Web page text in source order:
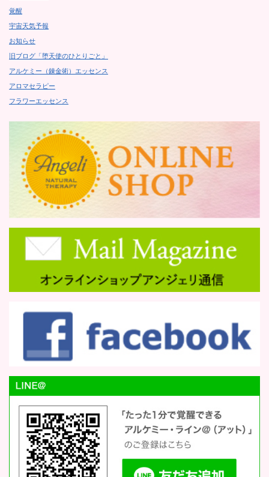
覚醒
宇宙天気予報
お知らせ
旧ブログ「堕天使のひとりごと」
アルケミー（錬金術）エッセンス
アロマセラピー
フラワーエッセンス